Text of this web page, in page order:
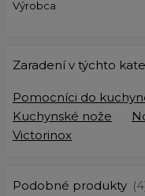
Výrobca
Zaradení v týchto
Pomocníci do
Kuchynské nože
Victorinox
Podobné produkty